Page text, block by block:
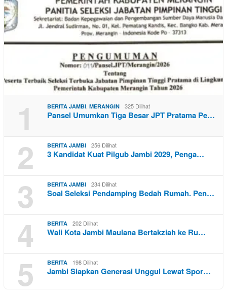
1 BERITA JAMBI, MERANGIN 325 Dilihat
Pansel Umumkan Tiga Besar JPT Pratama Pe…
2 BERITA JAMBI 256 Dilihat
3 Kandidat Kuat Pilgub Jambi 2029, Penga…
3 BERITA JAMBI 234 Dilihat
Soal Seleksi Pendamping Bedah Rumah. Pen…
4 BERITA 202 Dilihat
Wali Kota Jambi Maulana Bertakziah ke Ru…
5 BERITA 198 Dilihat
Jambi Siapkan Generasi Unggul Lewat Spor…